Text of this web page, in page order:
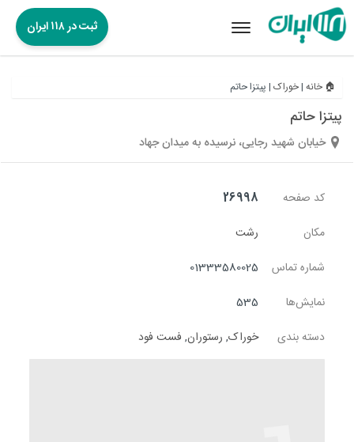
Toggle
ثبت در ۱۱۸ ایران
🏠 خانه |خوراک | پیتزا حاتم
پیتزا حاتم
خیابان شهید رجایی، نرسیده به میدان جهاد
کد صفحه
26998
مکان
رشت
شماره تماس
01333580025
نمایش‌ها
535
دسته بندی
خوراک, رستوران, فست فود